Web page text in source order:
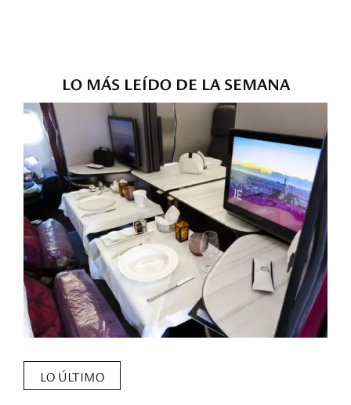
LO MÁS LEÍDO DE LA SEMANA
LO ÚLTIMO